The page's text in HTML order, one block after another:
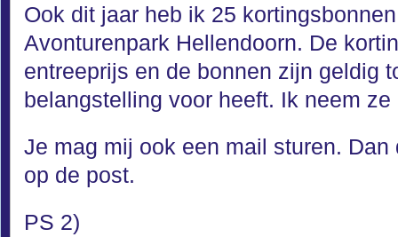
Ook dit jaar heb ik 25
Avonturenpark Hellendoorn. De
entreeprijs en de bonnen zijn geldig
belangstelling voor heeft. Ik neem
Je mag mij ook een mail sturen.
op de post.
PS 2)